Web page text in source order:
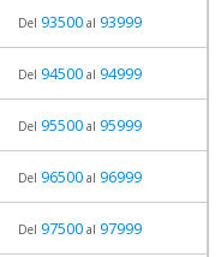
Del 93500al 93999
Del 94500al 94999
Del 95500al 95999
Del 96500al 96999
Del 97500al 97999